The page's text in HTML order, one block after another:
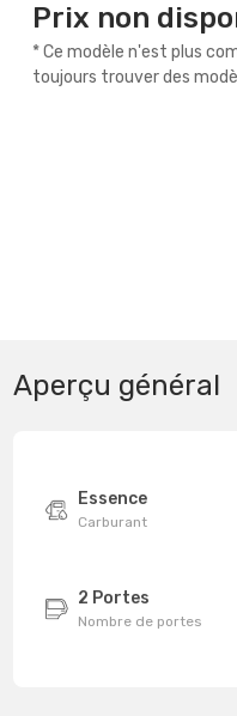
Prix non
* Ce modèle n'est plus
toujours trouver des
Aperçu général
Essence
Carburant
2 Portes
Nombre de portes